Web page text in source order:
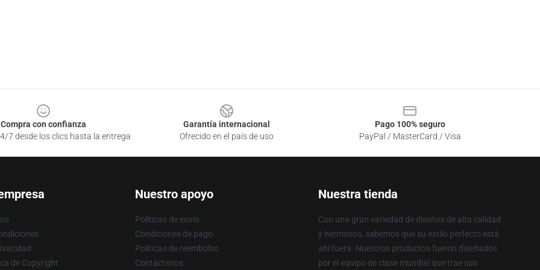
Compra con confianza
7 desde los clics hasta la entrega
Garantía internacional
Ofrecido en el país de uso
Pago 100% seguro
PayPal / MasterCard / Visa
de Copyright
Nuestro apoyo
Políticas de envío
Condiciones de pago
Políticas de reembolso
Contáctenos
Nuestra tienda
Con una gran variedad de diseños de alta calidad
y hermosos, sabemos que su estilo perfecto está
ahí fuera. Nuestros productos fueron diseñados
por el equipo de clase mundial que trae sus